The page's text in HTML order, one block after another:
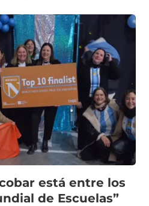
está entre los
de Escuelas”